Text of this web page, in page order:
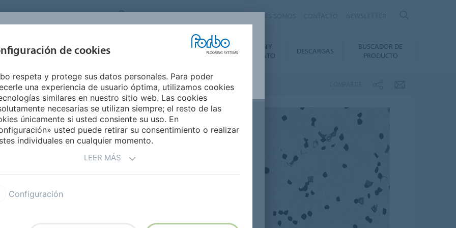
FLOORING SYSTEMS SPAIN
SEGMENTOS
INSPIRACIÓN Y
REFERENCIAS
SOSTENIBILIDAD
INSTALACIÓN Y
MANTENIMIENTO
DESCARGAS
BUSCADOR DE
PRODUCTO
Sphera EC
con propiedades
un rendimiento
negras de carbono.
su estética y le
de cookies
respeta y protege sus datos personales. Para poder
una experiencia de usuario óptima, utilizamos cookies
similares en nuestro sitio web. Las cookies
necesarias se utilizan siempre; el resto de las
únicamente si usted consiente su uso. En
usted puede retirar su consentimiento o realizar
individuales en cualquier momento.
LEER MÁS
Configuración